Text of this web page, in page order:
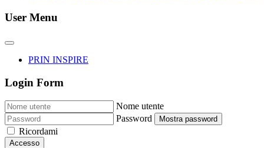
User Menu
PRIN INSPIRE
Login Form
Nome utente
Password
Mostra password
Ricordami
Accesso